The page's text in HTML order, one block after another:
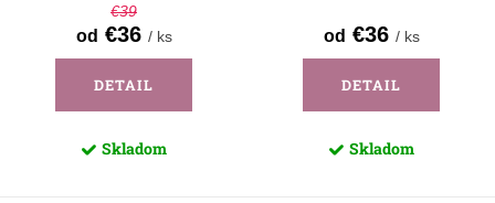
€39
od €36 / ks
DETAIL
Skladom
od €36 / ks
DETAIL
Skladom